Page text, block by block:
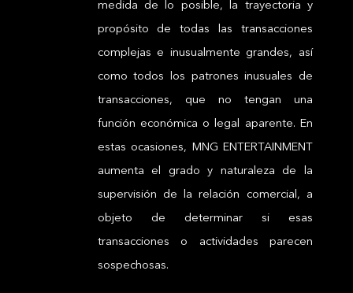
medida de lo posible, la trayectoria y
propósito de todas las transacciones
complejas e inusualmente grandes, así
como todos los patrones inusuales de
transacciones, que no tengan una
función económica o legal aparente. En
estas ocasiones, MNG ENTERTAINMENT
aumenta el grado y naturaleza de la
supervisión de la relación comercial, a
objeto de determinar si esas
transacciones o actividades parecen
sospechosas.